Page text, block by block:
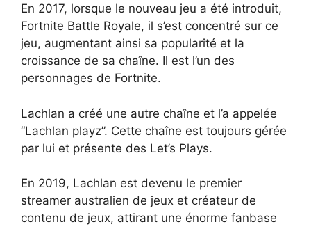
En 2017, lorsque le nouveau jeu a été introduit,
Fortnite Battle Royale, il s’est concentré sur ce
jeu, augmentant ainsi sa popularité et la
croissance de sa chaîne. Il est l’un des
personnages de Fortnite.
Lachlan a créé une autre chaîne et l’a appelée
“Lachlan playz”. Cette chaîne est toujours gérée
par lui et présente des Let’s Plays.
En 2019, Lachlan est devenu le premier
streamer australien de jeux et créateur de
contenu de jeux, attirant une énorme fanbase